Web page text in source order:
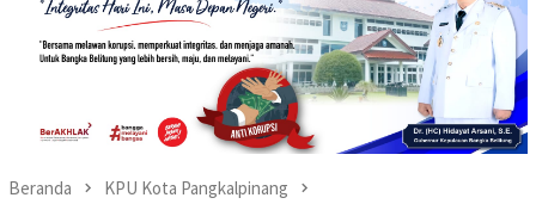
Beranda KPU Kota Pangkalpinang